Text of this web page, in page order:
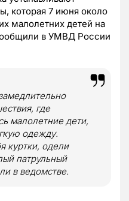
которая 7 июня около
малолетних детей на
в УМВД России
где
малолетние дети,
одежду.
куртки, одели
патрульный
в ведомстве.